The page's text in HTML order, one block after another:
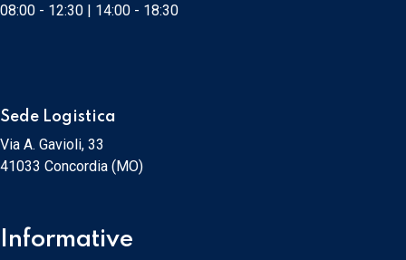
08:00 - 12:30 | 14:00 - 18:30
Sede Logistica
Via A. Gavioli, 33
41033 Concordia (MO)
Informative